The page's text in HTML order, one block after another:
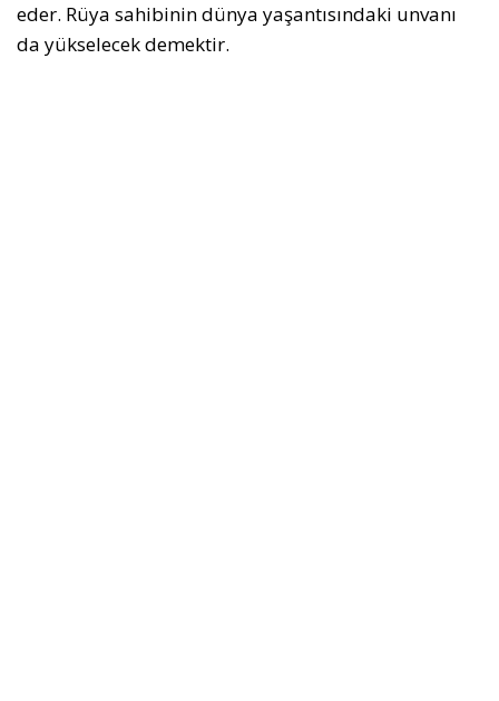
eder. Rüya sahibinin dünya yaşantısındaki unvanı
da yükselecek demektir.